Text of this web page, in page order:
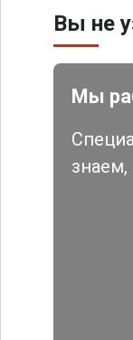
Вы не
Мы